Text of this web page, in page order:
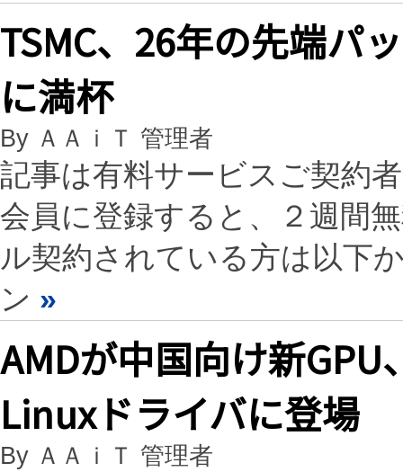
TSMC、26年の先端パ
に満杯
By ＡＡｉＴ 管理者
記事は有料サービスご契約
会員に登録すると、２週間
ル契約されている方は以下
ン »
AMDが中国向け新GPU
Linuxドライバに登場
By ＡＡｉＴ 管理者